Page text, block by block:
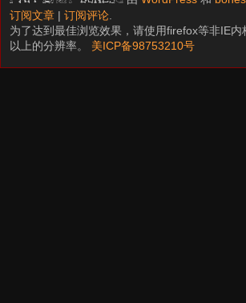
订阅文章 |订阅评论
为了达到最佳浏览效果，请使用firefox等非IE
以上的分辨率。 美ICP备98753210号